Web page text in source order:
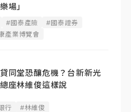
場」
#國泰產險
#國泰證券
產業博覽會
同堂恐釀危機？台新新光
座林維俊這樣說
行 #林維俊